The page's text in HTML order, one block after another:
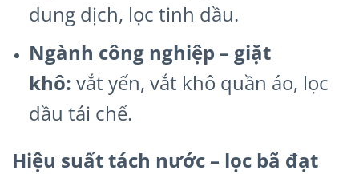
dung dịch, lọc tinh dầu.
Ngành công nghiệp – giặt
khô: vắt yến, vắt khô quần áo, lọc
dầu tái chế.
Hiệu suất tách nước – lọc bã đạt